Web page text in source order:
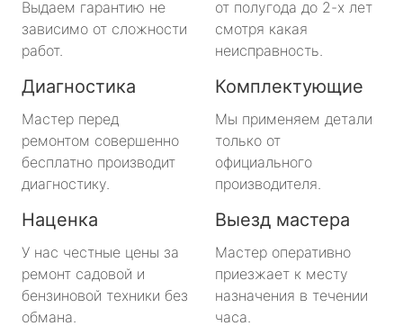
Выдаем гарантию не
зависимо от сложности
работ.
от полугода до 2-х лет
смотря какая
неисправность.
Диагностика
Мастер перед
ремонтом совершенно
бесплатно производит
диагностику.
Комплектующие
Мы применяем детали
только от
официального
производителя.
Наценка
У нас честные цены за
ремонт садовой и
бензиновой техники без
обмана.
Выезд мастера
Мастер оперативно
приезжает к месту
назначения в течении
часа.